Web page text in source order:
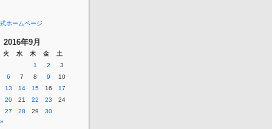
ホームページ
2016年9月
火 水 木 金
土
1
2
3
6 7 8 9
10
13 14 15 16
17
20 21 22 23
24
27 28 29
30